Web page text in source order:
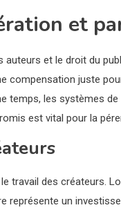
et
auteurs et le droit du
compensation juste
temps, les systèmes
est vital pour la
le travail des créateurs.
représente un